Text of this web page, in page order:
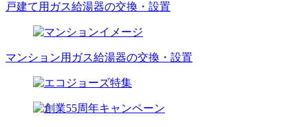
戸建て用ガス給湯器の交換・設置
マンション用ガス給湯器の交換・設置